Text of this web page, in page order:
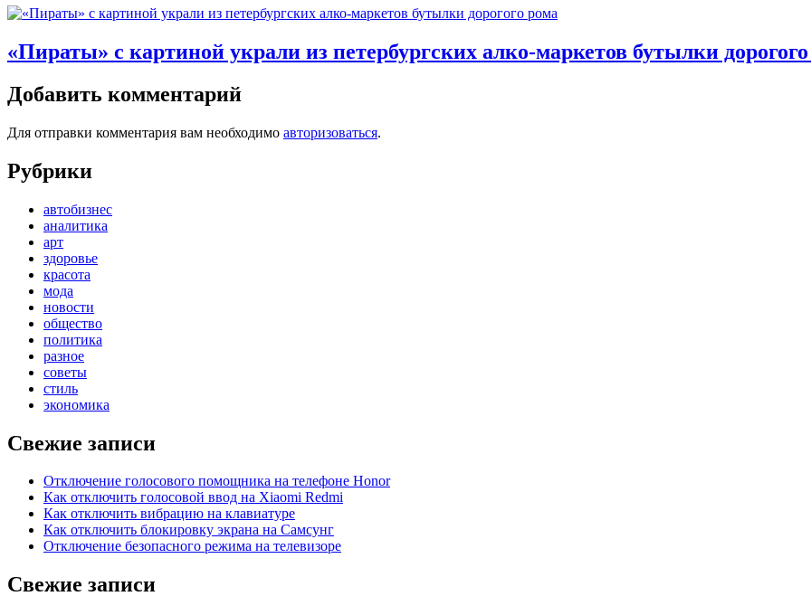
«Пираты» с картиной украли из петербургских алко-маркетов бутылки
Добавить комментарий
Для отправки комментария вам необходимо авторизоваться.
Рубрики
автобизнес
аналитика
арт
здоровье
красота
мода
новости
общество
политика
разное
советы
стиль
экономика
Свежие записи
Отключение голосового помощника на телефоне Honor
Как отключить голосовой ввод на Xiaomi Redmi
Как отключить вибрацию на клавиатуре
Как отключить блокировку экрана на Самсунг
Отключение безопасного режима на телевизоре
Свежие записи